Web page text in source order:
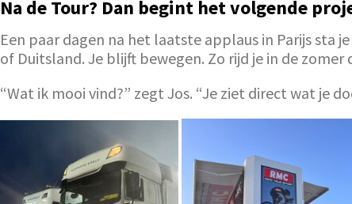
Na de Tour? Dan begint het volgende
Een paar dagen na het laatste applaus in Parijs sta
of Duitsland. Je blijft bewegen. Zo rijd je in de
“Wat ik mooi vind?” zegt Jos. “Je ziet direct wat je